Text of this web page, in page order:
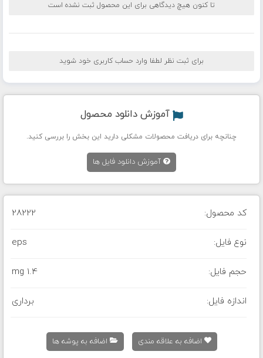
تا کنون هیچ دیدگاهی برای این محصول ثبت نشده است
برای ثبت نظر لطفا وارد حساب کاربری خود شوید
آموزش دانلود محصول
چنانچه برای دریافت محصولات مشکلی دارید این بخش را بررسی کنید.
آموزش دانلود فایل ها
کد محصول: 28222
نوع فایل: eps
حجم فایل: 1.4 mg
اندازه فایل: برداری
اضافه به علاقه مندی اضافه به پوشه ها